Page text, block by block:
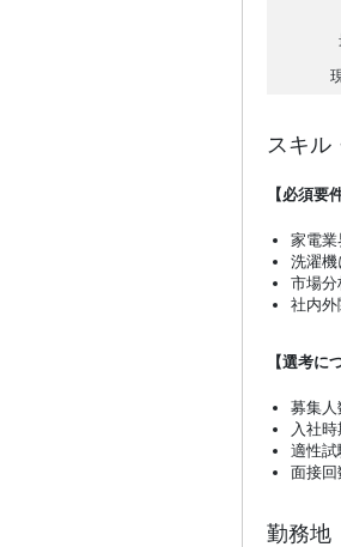
スキル
【必須要
家電
洗濯機
市場分
社内外
【選考に
募集人
入社
適性試
面接回
勤務地